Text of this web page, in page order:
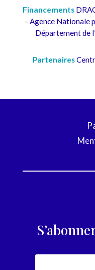
Financements
– Agence Nationale
Département de
Partenaires